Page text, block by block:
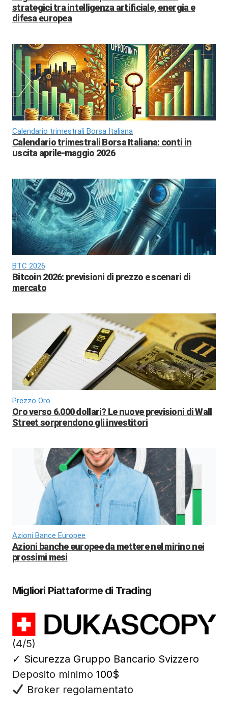
strategici tra intelligenza artificiale, energia e
difesa europea
Calendario trimestrali Borsa Italiana
Calendario trimestrali Borsa Italiana: conti in
uscita aprile-maggio 2026
BTC 2026
Bitcoin 2026: previsioni di prezzo e scenari di
mercato
Prezzo Oro
Oro verso 6.000 dollari? Le nuove previsioni di Wall
Street sorprendono gli investitori
Azioni Bance Europee
Azioni banche europee da mettere nel mirino nei
prossimi mesi
Migliori Piattaforme di Trading
(4/5)
✓ Sicurezza Gruppo Bancario Svizzero
Deposito minimo 100$
Broker regolamentato